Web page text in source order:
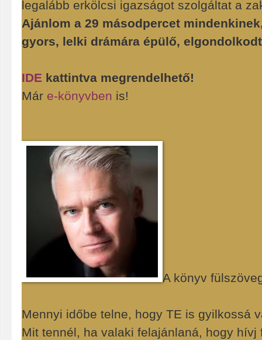
legalább erkölcsi igazságot szolgáltat a
Ajánlom a 29 másodpercet
gyors, lelki drámára épülő,
IDE kattintva megrendelhető!
Már e-könyvben is!
A könyv
Mennyi időbe telne, hogy TE is gyilkossá
Mit tennél, ha valaki felajánlaná, hogy hívj